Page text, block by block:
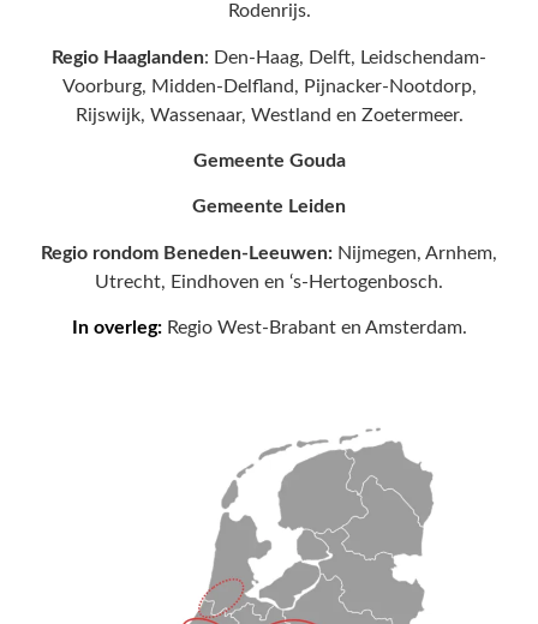
Rodenrijs.
Regio Haaglanden: Den-Haag, Delft, Leidschendam-
Voorburg, Midden-Delfland, Pijnacker-Nootdorp,
Rijswijk, Wassenaar, Westland en Zoetermeer.
Gemeente Gouda
Gemeente Leiden
Regio rondom Beneden-Leeuwen: Nijmegen, Arnhem,
Utrecht, Eindhoven en ‘s-Hertogenbosch.
In overleg:Regio West-Brabant en Amsterdam.